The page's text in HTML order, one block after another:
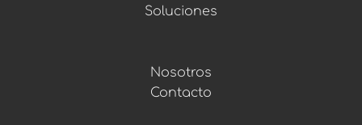
Soluciones
Nosotros
Contacto